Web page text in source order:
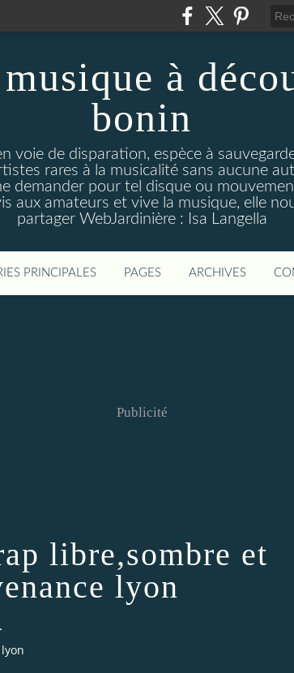
à
bonin
voie de disparation, espèce à
rares à la musicalité sans aucune
demander pour tel disque ou
aux amateurs et vive la musique, elle
partager WebJardinière : Isa Langella
PRINCIPALES PAGES ARCHIVES
Publicité
libre,sombre et
lyon